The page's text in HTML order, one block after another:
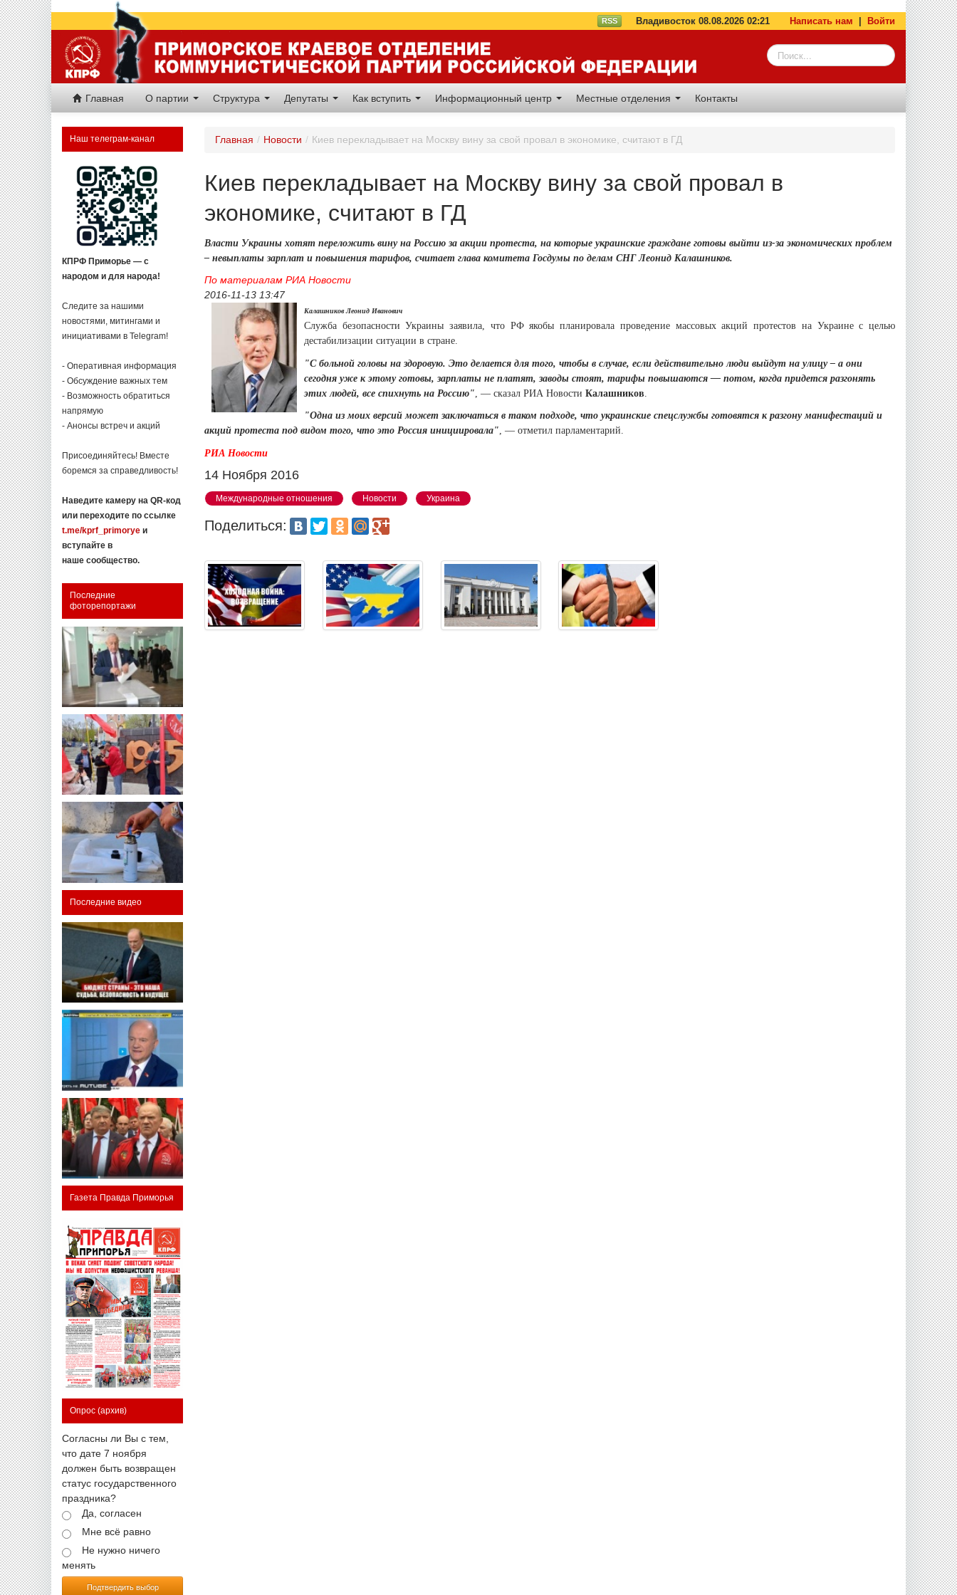
RSS Владивосток 08.08.2026 02:21 Написать нам Войти
Главная О партии Структура Депутаты Как вступить Информационный центр Местные отделения Контакты
Наш телеграм-канал
КПРФ Приморье — с
народом и для народа!
Следите за нашими
новостями, митингами и
инициативами в Telegram!
- Оперативная информация
- Обсуждение важных тем
- Возможность обратиться
напрямую
- Анонсы встреч и акций
Присоединяйтесь! Вместе
боремся за справедливость!
Наведите камеру на QR-код
или переходите по ссылке
t.me/kprf_primorye и
вступайте в
наше сообщество.
Последние
фоторепортажи
Последние видео
Газета Правда Приморья
Опрос (архив)
Согласны ли Вы с тем,
что дате 7 ноября
должен быть возвращен
статус государственного
праздника?
Да, согласен
Мне всё равно
Не нужно ничего
менять
Подтвердить выбор
Главная / Новости / Киев перекладывает на Москву вину за свой провал в экономике, считают в ГД
Киев перекладывает на Москву вину за свой провал в
экономике, считают в ГД
Власти Украины хотят переложить вину на Россию за акции протеста, на которые украинские граждане готовы выйти из-за экономических проблем
– невыплаты зарплат и повышения тарифов, считает глава комитета Госдумы по делам СНГ Леонид Калашников.
По материалам РИА Новости
2016-11-13 13:47
Калашников Леонид Иванович
Служба безопасности Украины заявила, что РФ якобы планировала проведение массовых акций протестов на Украине с целью
дестабилизации ситуации в стране.
"С больной головы на здоровую. Это делается для того, чтобы в случае, если действительно люди выйдут на улицу – а они
сегодня уже к этому готовы, зарплаты не платят, заводы стоят, тарифы повышаются — потом, когда придется разгонять
этих людей, все спихнуть на Россию" , — сказал РИА Новости Калашников
"Одна из моих версий может заключаться в таком подходе, что украинские спецслужбы готовятся к разгону манифестаций и
акций протеста под видом того, что это Россия инициировала", — отметил парламентарий.
РИА Новости
14 Ноября 2016
Международные отношения Новости Украина
Поделиться: